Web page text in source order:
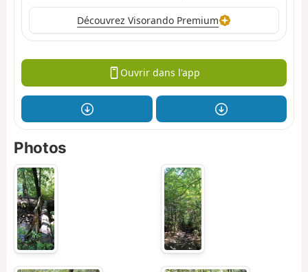
Découvrez Visorando Premium
Ouvrir dans l'app
Photos